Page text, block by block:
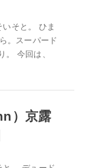
そと。 ひま
。スーパード
。 今回は、
）京露